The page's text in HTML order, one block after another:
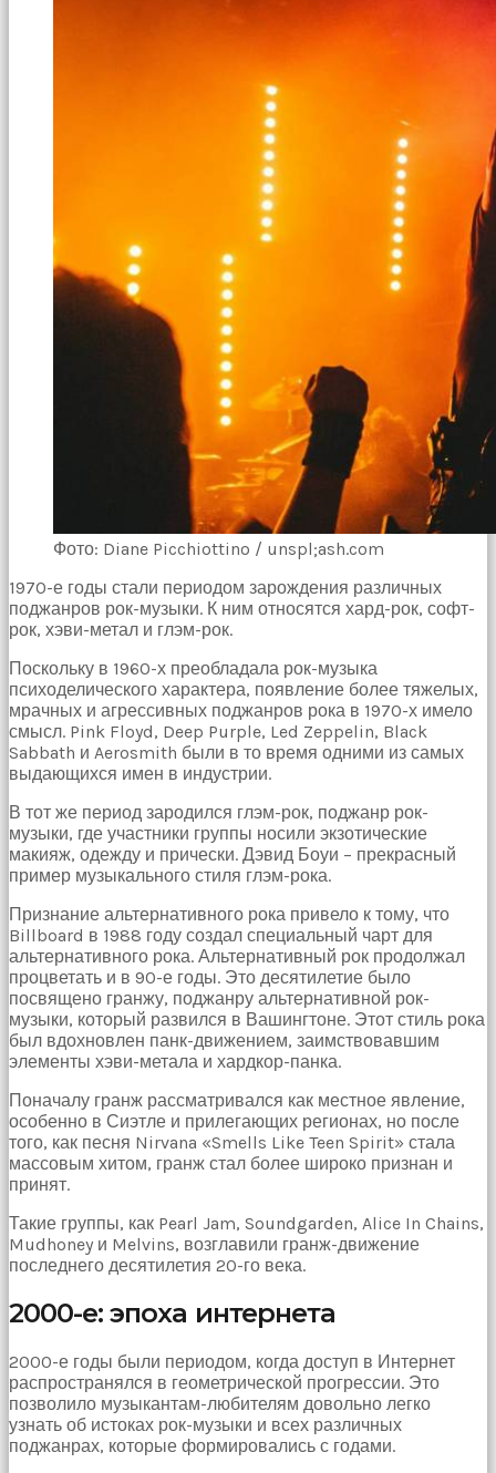
Фото: Diane Picchiottino / unspl;ash.com
1970-е годы стали периодом зарождения различных
поджанров рок-музыки. К ним относятся хард-рок, софт-
рок, хэви-метал и глэм-рок.
Поскольку в 1960-х преобладала рок-музыка
психоделического характера, появление более тяжелых,
мрачных и агрессивных поджанров рока в 1970-х имело
смысл. Pink Floyd, Deep Purple, Led Zeppelin, Black
Sabbath и Aerosmith были в то время одними из самых
выдающихся имен в индустрии.
В тот же период зародился глэм-рок, поджанр рок-
музыки, где участники группы носили экзотические
макияж, одежду и прически. Дэвид Боуи – прекрасный
пример музыкального стиля глэм-рока.
Признание альтернативного рока привело к тому, что
Billboard в 1988 году создал специальный чарт для
альтернативного рока. Альтернативный рок продолжал
процветать и в 90-е годы. Это десятилетие было
посвящено гранжу, поджанру альтернативной рок-
музыки, который развился в Вашингтоне. Этот стиль рока
был вдохновлен панк-движением, заимствовавшим
элементы хэви-метала и хардкор-панка.
Поначалу гранж рассматривался как местное явление,
особенно в Сиэтле и прилегающих регионах, но после
того, как песня Nirvana «Smells Like Teen Spirit» стала
массовым хитом, гранж стал более широко признан и
принят.
Такие группы, как Pearl Jam, Soundgarden, Alice In Chains,
Mudhoney и Melvins, возглавили гранж-движение
последнего десятилетия 20-го века.
2000-е: эпоха интернета
2000-е годы были периодом, когда доступ в Интернет
распространялся в геометрической прогрессии. Это
позволило музыкантам-любителям довольно легко
узнать об истоках рок-музыки и всех различных
поджанрах, которые формировались с годами.